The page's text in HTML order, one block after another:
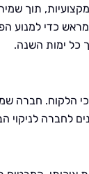
תוך
מראש כדי
כל ימות השנה.
הלקוח. חברה
לניקוי